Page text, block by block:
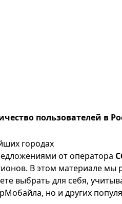
пользователей в
городах
от оператора
В этом материале мы
выбрать для себя,
но и других